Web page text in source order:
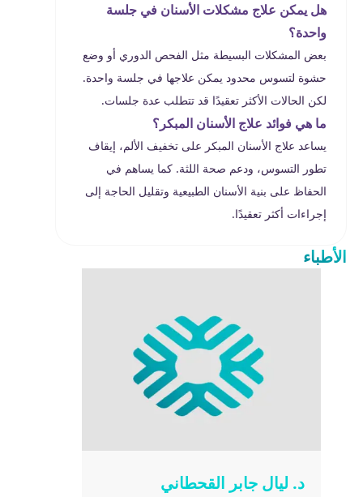
هل يمكن علاج مشكلات الأسنان في جلسة
واحدة؟
بعض المشكلات البسيطة مثل الفحص الدوري أو وضع
حشوة لتسوس محدود يمكن علاجها في جلسة واحدة.
لكن الحالات الأكثر تعقيدًا قد تتطلب عدة جلسات.
ما هي فوائد علاج الأسنان المبكر؟
يساعد علاج الأسنان المبكر على تخفيف الألم، إيقاف
تطور التسوس، ودعم صحة اللثة. كما يساهم في
الحفاظ على بنية الأسنان الطبيعية وتقليل الحاجة إلى
إجراءات أكثر تعقيدًا.
الأطباء
د. ليال جابر القحطاني